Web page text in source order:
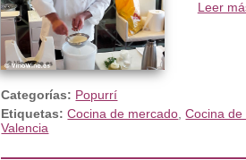
Leer
Categorías: Popurrí
Etiquetas: Cocina de mercado,Cocina
Valencia